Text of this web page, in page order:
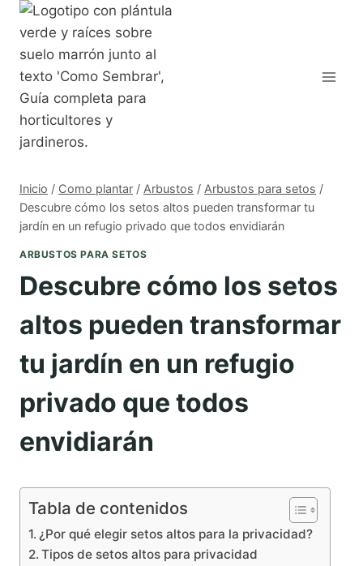
Saltar
contenido
Inicio / Como plantar / Arbustos / Arbustos para setos /
Descubre cómo los setos altos pueden transformar tu
jardín en un refugio privado que todos envidiarán
ARBUSTOS PARA SETOS
Descubre cómo los setos
altos pueden transformar
tu jardín en un refugio
privado que todos
envidiarán
Tabla de contenidos
¿Por qué elegir setos altos para la privacidad?
Tipos de setos altos para privacidad